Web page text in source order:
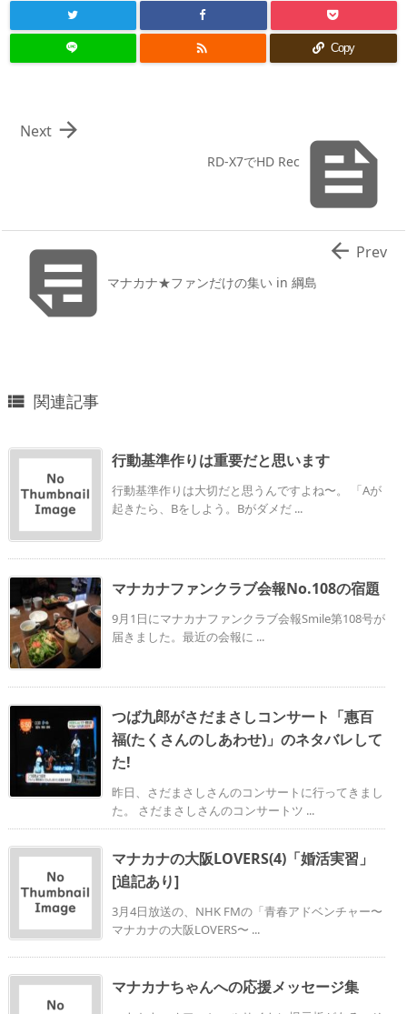
 Copy

RD-X7でHD Rec

Next
マナカナ★ファンだけの集い in 綱島
 Prev
 関連記事
行動基準作りは重要だと思います
行動基準作りは大切だと思うんですよね〜。 「Aが
起きたら、Bをしよう。Bがダメだ ...
マナカナファンクラブ会報No.108の宿題
9月1日にマナカナファンクラブ会報Smile第108号が
届きました。最近の会報に ...
つば九郎がさだまさしコンサート「惠百
福(たくさんのしあわせ)」のネタバレして
た!
昨日、さだまさしさんのコンサートに行ってきまし
た。 さだまさしさんのコンサートツ ...
マナカナの大阪LOVERS(4)「婚活実習」
[追記あり]
3月4日放送の、NHK FMの「青春アドベンチャー〜
マナカナの大阪LOVERS〜 ...
マナカナちゃんへの応援メッセージ集